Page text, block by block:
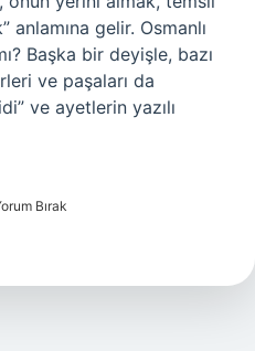
gelir. Osmanlı
Başka bir deyişle, bazı
ve paşaları da
ve ayetlerin yazılı
Bırak